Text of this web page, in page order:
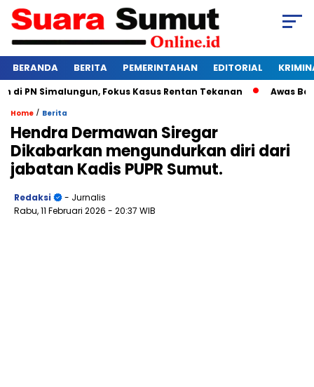
BERANDA BERITA PEMERINTAHAN EDITORIAL
Simalungun, Fokus Kasus Rentan Tekanan Awas
Home / Berita
Hendra Dermawan Siregar
Dikabarkan mengundurkan diri dari
jabatan Kadis PUPR Sumut.
Redaksi
- Jurnalis
Rabu, 11 Februari 2026 - 20:37 WIB